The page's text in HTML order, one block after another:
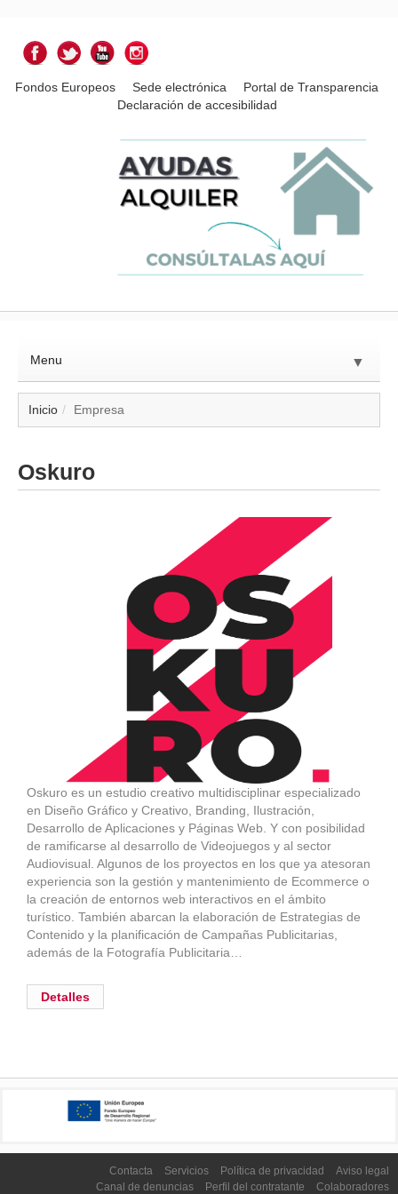
Fondos Europeos Sede electrónica
Portal de Transparencia
Declaración de accesibilidad
Menu ▼
▼
Inicio Empresa
Oskuro
Oskuro es un estudio creativo multidisciplinar especializado
en Diseño Gráfico y Creativo, Branding, Ilustración,
Desarrollo de Aplicaciones y Páginas Web. Y con posibilidad
de ramificarse al desarrollo de Videojuegos y al sector
Audiovisual. Algunos de los proyectos en los que ya atesoran
experiencia son la gestión y mantenimiento de Ecommerce o
la creación de entornos web interactivos en el ámbito
turístico. También abarcan la elaboración de Estrategias de
Contenido y la planificación de Campañas Publicitarias,
además de la Fotografía Publicitaria…
Detalles
Contacta Servicios Política de privacidad
Aviso legal
Canal de denuncias
Perfil del contratante Colaboradores